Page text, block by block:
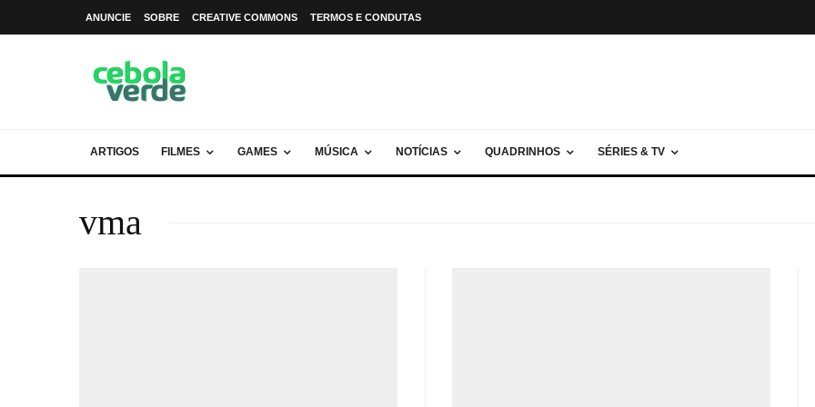
ANUNCIE SOBRE CREATIVE COMMONS TERMOS E CONDUTAS
ARTIGOS FILMES GAMES MÚSICA NOTÍCIAS QUADRINHOS SÉRIES & TV
vma